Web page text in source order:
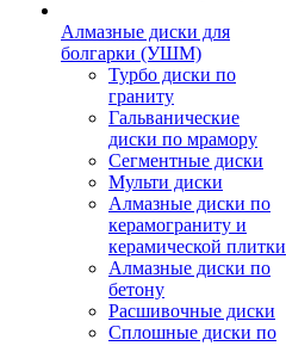
Алмазные диски для
болгарки (УШМ)
Турбо диски по
граниту
Гальванические
диски по мрамору
Сегментные диски
Мульти диски
Алмазные диски по
керамограниту и
керамической плитки
Алмазные диски по
бетону
Расшивочные диски
Сплошные диски по